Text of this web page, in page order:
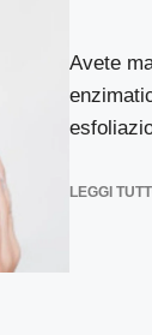
Avete
LEGGI